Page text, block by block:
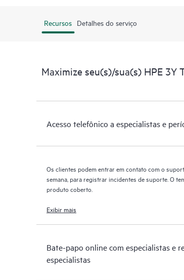
Recursos Detalhes do serviço
Maximize seu(s)/sua(s) HPE 3Y
Acesso telefônico a especialistas e
Os clientes podem entrar em contato com o
semana, para registrar incidentes de suporte. O
produto coberto.
Exibir mais
Bate-papo online com especialistas e
especialistas